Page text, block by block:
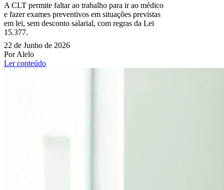
A CLT permite faltar ao trabalho para ir ao médico
e fazer exames preventivos em situações previstas
em lei, sem desconto salarial, com regras da Lei
15.377.
22 de Junho de 2026
Por Alelo
Ler conteúdo